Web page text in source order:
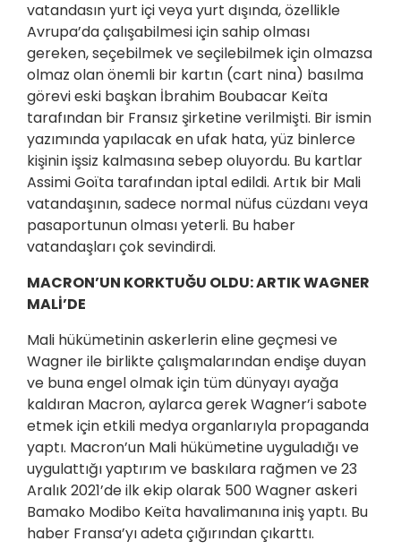
vatandasın yurt içi veya yurt dışında, özellikle
Avrupa’da çalışabilmesi için sahip olması
gereken, seçebilmek ve seçilebilmek için olmazsa
olmaz olan önemli bir kartın (cart nina) basılma
görevi eski başkan İbrahim Boubacar Keïta
tarafından bir Fransız şirketine verilmişti. Bir ismin
yazımında yapılacak en ufak hata, yüz binlerce
kişinin işsiz kalmasına sebep oluyordu. Bu kartlar
Assimi Goïta tarafından iptal edildi. Artık bir Mali
vatandaşının, sadece normal nüfus cüzdanı veya
pasaportunun olması yeterli. Bu haber
vatandaşları çok sevindirdi.
MACRON’UN KORKTUĞU OLDU: ARTIK WAGNER
MALİ’DE
Mali hükümetinin askerlerin eline geçmesi ve
Wagner ile birlikte çalışmalarından endişe duyan
ve buna engel olmak için tüm dünyayı ayağa
kaldıran Macron, aylarca gerek Wagner’i sabote
etmek için etkili medya organlarıyla propaganda
yaptı. Macron’un Mali hükümetine uyguladığı ve
uygulattığı yaptırım ve baskılara rağmen ve 23
Aralık 2021’de ilk ekip olarak 500 Wagner askeri
Bamako Modibo Keïta havalimanına iniş yaptı. Bu
haber Fransa’yı adeta çığırından çıkarttı.